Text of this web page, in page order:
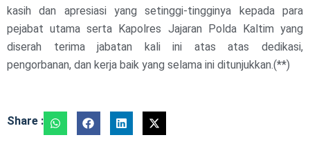
kasih dan apresiasi yang setinggi-tingginya kepada para
pejabat utama serta Kapolres Jajaran Polda Kaltim yang
diserah terima jabatan kali ini atas atas dedikasi,
pengorbanan, dan kerja baik yang selama ini ditunjukkan.(**)
Share :